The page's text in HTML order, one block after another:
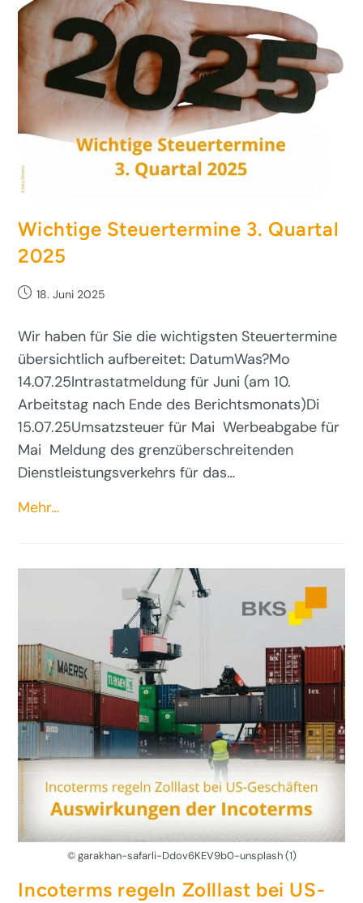
Wichtige Steuertermine 3. Quartal
2025
18. Juni 2025
Wir haben für Sie die wichtigsten Steuertermine
übersichtlich aufbereitet: DatumWas?Mo
14.07.25Intrastatmeldung für Juni (am 10.
Arbeitstag nach Ende des Berichtsmonats)Di
15.07.25Umsatzsteuer für Mai Werbeabgabe für
Mai Meldung des grenzüberschreitenden
Dienstleistungsverkehrs für das…
Mehr…
© garakhan-safarli-Ddov6KEV9b0-unsplash (1)
Incoterms regeln Zolllast bei US-